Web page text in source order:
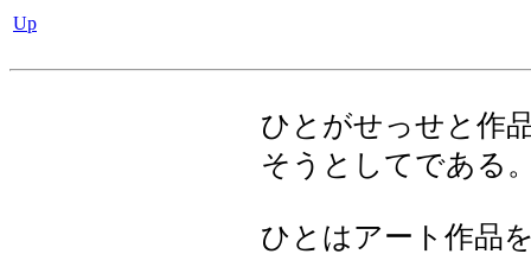
Up
ひとがせっせと作
そうとしてである
ひとはアート作品